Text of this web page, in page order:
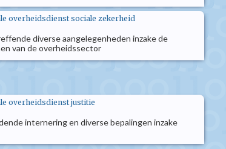
overheidsdienst sociale zekerheid
diverse aangelegenheden inzake de
van de overheidssector
overheidsdienst justitie
internering en diverse bepalingen inzake